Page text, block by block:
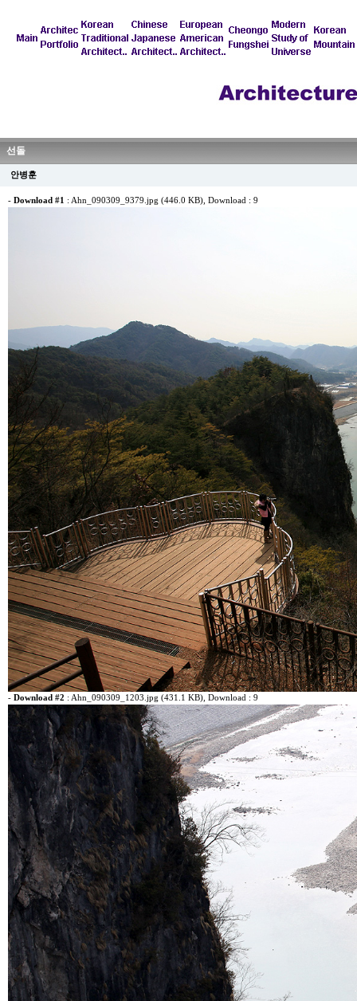
선돌
안병훈
- Download #1 : Ahn_090309_9379.jpg (446.0 KB) , Download : 9
- Download #2 : Ahn_090309_1203.jpg (431.1 KB) , Download : 9